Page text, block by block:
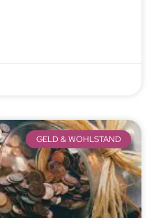
GELD & WOHLSTAND